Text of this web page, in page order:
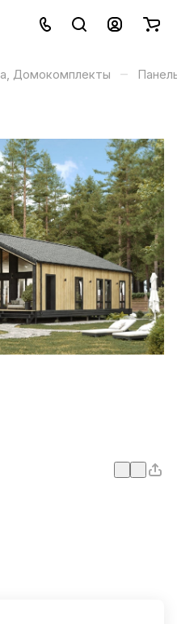
Домокомплекты –